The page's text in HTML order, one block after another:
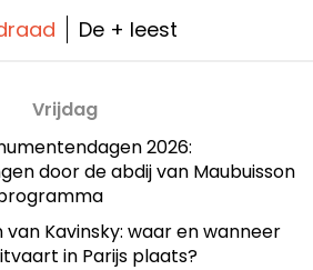
De + leest
Vrijdag
2026:
door de abdij van Maubuisson
van Kavinsky: waar en wanneer
in Parijs plaats?